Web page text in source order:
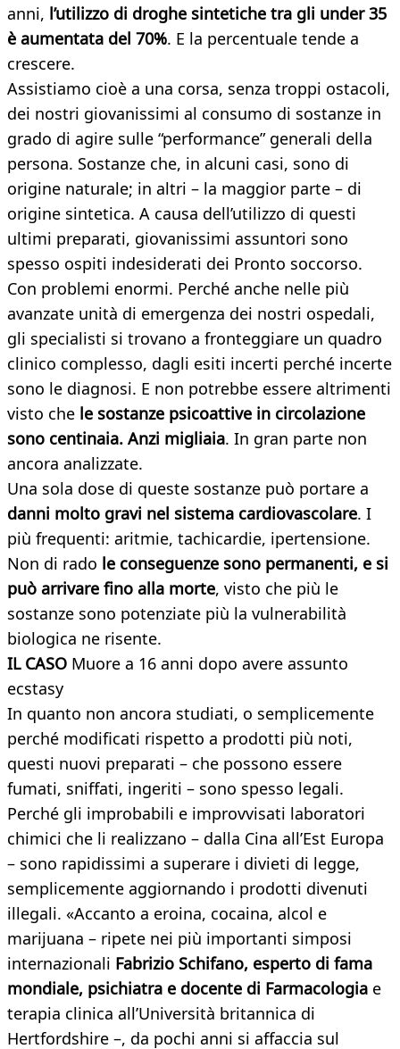
anni, l’utilizzo di droghe sintetiche tra gli under 35
è aumentata del 70%. E la percentuale tende a
crescere.
Assistiamo cioè a una corsa, senza troppi ostacoli,
dei nostri giovanissimi al consumo di sostanze in
grado di agire sulle “performance” generali della
persona. Sostanze che, in alcuni casi, sono di
origine naturale; in altri – la maggior parte – di
origine sintetica. A causa dell’utilizzo di questi
ultimi preparati, giovanissimi assuntori sono
spesso ospiti indesiderati dei Pronto soccorso.
Con problemi enormi. Perché anche nelle più
avanzate unità di emergenza dei nostri ospedali,
gli specialisti si trovano a fronteggiare un quadro
clinico complesso, dagli esiti incerti perché incerte
sono le diagnosi. E non potrebbe essere altrimenti
visto che le sostanze psicoattive in circolazione
sono centinaia. Anzi migliaia. In gran parte non
ancora analizzate.
Una sola dose di queste sostanze può portare a
danni molto gravi nel sistema cardiovascolare. I
più frequenti: aritmie, tachicardie, ipertensione.
Non di rado le conseguenze sono permanenti, e si
può arrivare fino alla morte, visto che più le
sostanze sono potenziate più la vulnerabilità
biologica ne risente.
IL CASO Muore a 16 anni dopo avere assunto
ecstasy
In quanto non ancora studiati, o semplicemente
perché modificati rispetto a prodotti più noti,
questi nuovi preparati – che possono essere
fumati, sniffati, ingeriti – sono spesso legali.
Perché gli improbabili e improvvisati laboratori
chimici che li realizzano – dalla Cina all’Est Europa
– sono rapidissimi a superare i divieti di legge,
semplicemente aggiornando i prodotti divenuti
illegali. «Accanto a eroina, cocaina, alcol e
marijuana – ripete nei più importanti simposi
internazionali Fabrizio Schifano, esperto di fama
mondiale, psichiatra e docente di Farmacologia e
terapia clinica all’Università britannica di
Hertfordshire –, da pochi anni si affaccia sul